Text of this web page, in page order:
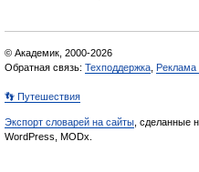
© Академик, 2000-2026
Обратная связь: Техподдержка Реклама
👣 Путешествия
Экспорт словарей на сайты , сделанные
WordPress, MODx.